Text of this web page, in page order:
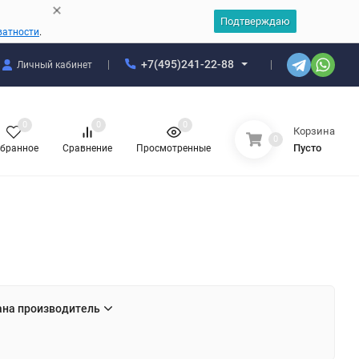
.
Подтверждаю
Личный кабинет +7(495)241-22-88
0
Сравнение
0
Просмотренные
0
0
Корзина
Пусто
производитель